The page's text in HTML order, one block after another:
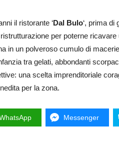
il ristorante ‘Dal Bulo‘, prima di
per poterne ricavare
in un polveroso cumulo di
tra gelati, abbondanti
una scelta imprenditoriale
per la zona.
Messenger